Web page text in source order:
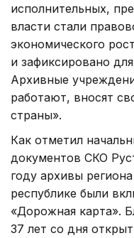
исполнительных,
власти стали
экономического
и зафиксировано
Архивные
работают, вносят
страны».
Как отметил
документов СКО
году архивы
республике были
«Дорожная карта».
37 лет со дня